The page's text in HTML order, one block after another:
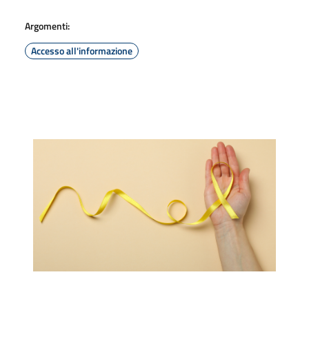
Argomenti:
Accesso all'informazione